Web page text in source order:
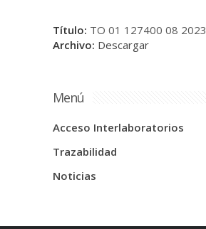
Título: TO 01 127400 08 2023
Archivo: Descargar
Menú
Acceso Interlaboratorios
Trazabilidad
Noticias